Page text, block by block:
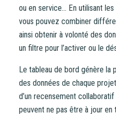
ou en service… En utilisant
vous pouvez combiner
ainsi obtenir à volonté des
un filtre pour l’activer ou le
Le tableau de bord génère la
des données de chaque
d’un recensement
peuvent ne pas être à jour